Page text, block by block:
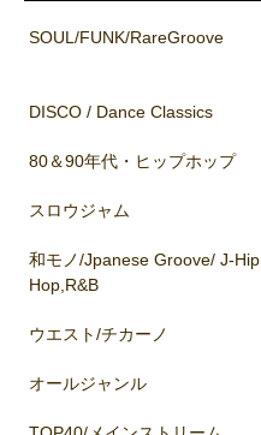
SOUL/FUNK/RareGroove
DISCO / Dance Classics
80＆90年代・ヒップホップ
スロウジャム
和モノ/Jpanese Groove/ J-Hip
Hop,R&B
ウエスト/チカーノ
オールジャンル